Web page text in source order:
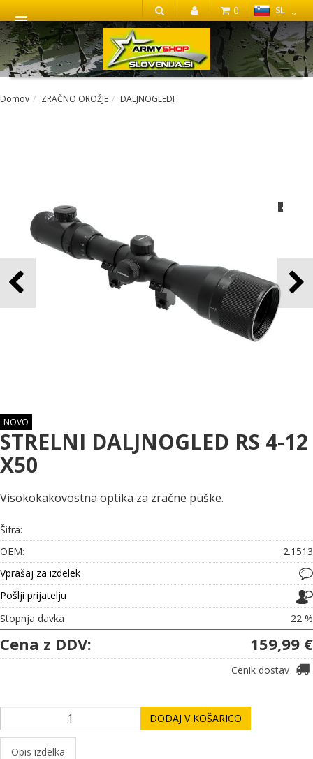
IŠČI
SL
0
Domov ZRAČNO OROŽJE DALJNOGLEDI
NOVO
STRELNI DALJNOGLED RS 4-12
X50
Visokokakovostna optika za zračne puške.
Šifra:
OEM:
2.1513
Vprašaj za izdelek
Pošlji prijatelju
Stopnja davka
22 %
Cena z DDV: 159,99 €
Cenik dostav
DODAJ V KOŠARICO
Opis izdelka